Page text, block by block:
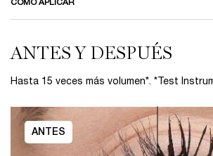
CÓMO APLICAR
ANTES Y DESPUÉS
ANTES Y DESPUÉS
Hasta 15 veces más volumen*. *Test
ANTES